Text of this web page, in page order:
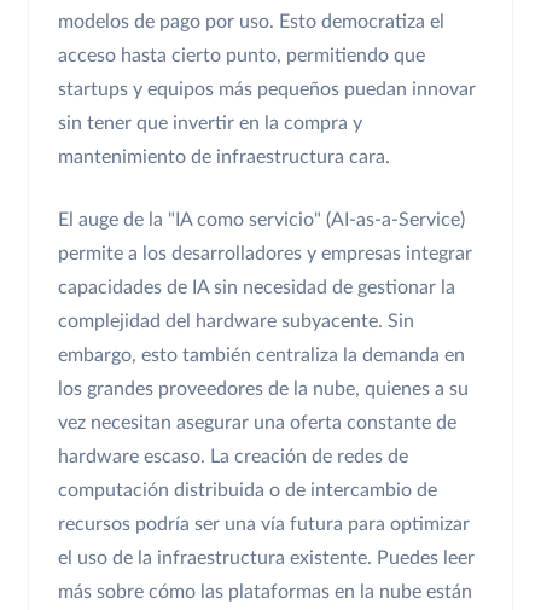
modelos de pago por uso. Esto democratiza el
acceso hasta cierto punto, permitiendo que
startups y equipos más pequeños puedan innovar
sin tener que invertir en la compra y
mantenimiento de infraestructura cara.
El auge de la "IA como servicio" (AI-as-a-Service)
permite a los desarrolladores y empresas integrar
capacidades de IA sin necesidad de gestionar la
complejidad del hardware subyacente. Sin
embargo, esto también centraliza la demanda en
los grandes proveedores de la nube, quienes a su
vez necesitan asegurar una oferta constante de
hardware escaso. La creación de redes de
computación distribuida o de intercambio de
recursos podría ser una vía futura para optimizar
el uso de la infraestructura existente. Puedes leer
más sobre cómo las plataformas en la nube están